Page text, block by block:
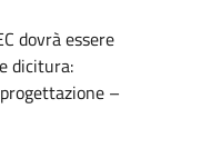
dovrà essere
dicitura:
–